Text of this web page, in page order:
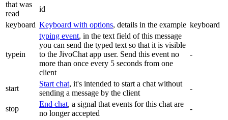
that was
read
id
keyboard Keyboard with options, details in the example keyboard
typein
typing event, in the text field of this message
you can send the typed text so that it is visible
to the JivoChat app user. Send this event no
more than once every 5 seconds from one
client
-
start
Start chat, it's intended to start a chat without
sending a message by the client
-
stop
End chat, a signal that events for this chat are
no longer accepted
-